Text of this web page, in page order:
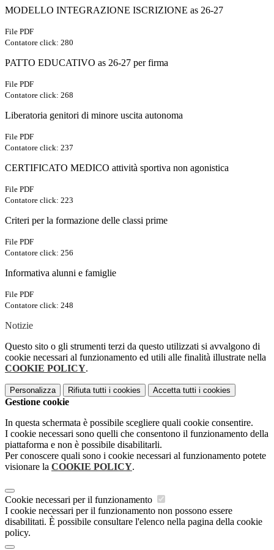
MODELLO INTEGRAZIONE ISCRIZIONE as 26-27
File PDF
Contatore click: 280
PATTO EDUCATIVO as 26-27 per firma
File PDF
Contatore click: 268
Liberatoria genitori di minore uscita autonoma
File PDF
Contatore click: 237
CERTIFICATO MEDICO attività sportiva non agonistica
File PDF
Contatore click: 223
Criteri per la formazione delle classi prime
File PDF
Contatore click: 256
Informativa alunni e famiglie
File PDF
Contatore click: 248
Notizie
Questo sito o gli strumenti terzi da questo utilizzati si avvalgono di
cookie necessari al funzionamento ed utili alle finalità illustrate nella
COOKIE POLICY.
Personalizza Rifiuta tutti i cookies Accetta tutti i cookies
Gestione cookie
In questa schermata è possibile scegliere quali cookie consentire.
I cookie necessari sono quelli che consentono il funzionamento della
piattaforma e non è possibile disabilitarli.
Per conoscere quali sono i cookie necessari al funzionamento potete
visionare la COOKIE POLICY.
Cookie necessari per il funzionamento
I cookie necessari per il funzionamento non possono essere
disabilitati. È possibile consultare l'elenco nella pagina della cookie
policy.